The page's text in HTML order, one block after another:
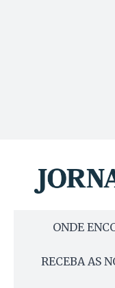
ONDE
RECEBA AS